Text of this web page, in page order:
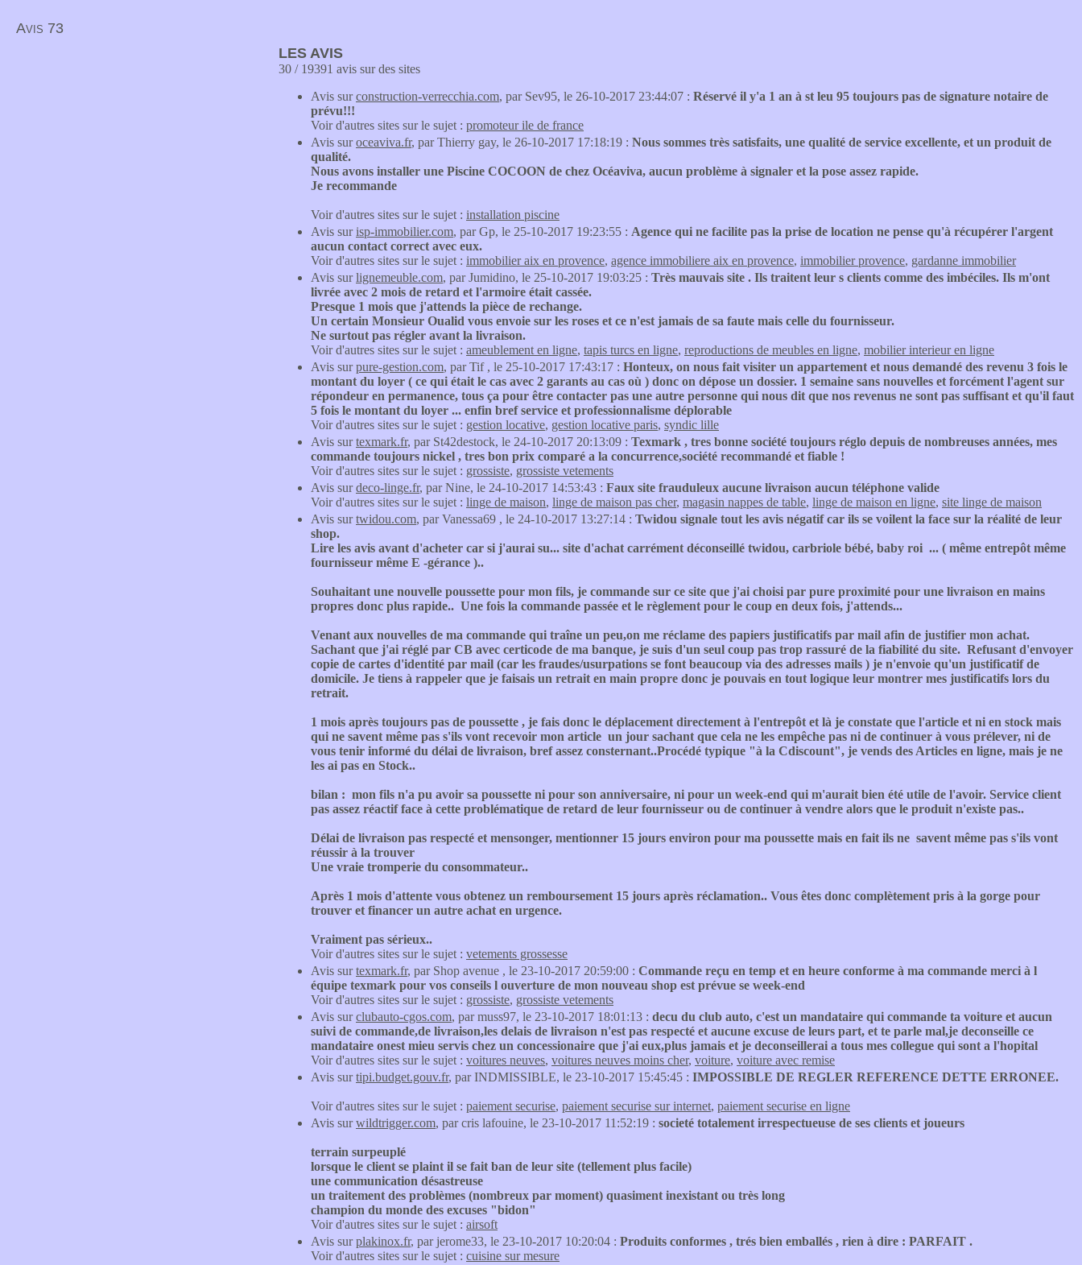
Avis 73
LES AVIS
30 / 19391 avis sur des sites
Avis surconstruction-verrecchia.com, par Sev95, le 26-10-2017 23:44:07 : Réservé il y'a 1 an à st leu 95 toujours pas de signature notaire de
prévu!!!
Voir d'autres sites sur le sujet : promoteur ile de france
Avis suroceaviva.fr, par Thierry gay, le 26-10-2017 17:18:19 : Nous sommes très satisfaits, une qualité de service excellente, et un produit de
qualité.
Nous avons installer une Piscine COCOON de chez Océaviva, aucun problème à signaler et la pose assez rapide.
Je recommande
Voir d'autres sites sur le sujet : installation piscine
Avis surisp-immobilier.com, par Gp, le 25-10-2017 19:23:55 : Agence qui ne facilite pas la prise de location ne pense qu'à récupérer l'argent
aucun contact correct avec eux.
Voir d'autres sites sur le sujet : immobilier aix en provence, agence immobiliere aix en provence, immobilier provence, gardanne immobilier
Avis surlignemeuble.com, par Jumidino, le 25-10-2017 19:03:25 : Très mauvais site . Ils traitent leur s clients comme des imbéciles. Ils m'ont
livrée avec 2 mois de retard et l'armoire était cassée.
Presque 1 mois que j'attends la pièce de rechange.
Un certain Monsieur Oualid vous envoie sur les roses et ce n'est jamais de sa faute mais celle du fournisseur.
Ne surtout pas régler avant la livraison.
Voir d'autres sites sur le sujet : ameublement en ligne, tapis turcs en ligne, reproductions de meubles en ligne, mobilier interieur en ligne
Avis surpure-gestion.com, par Tif , le 25-10-2017 17:43:17 : Honteux, on nous fait visiter un appartement et nous demandé des revenu 3 fois le
montant du loyer ( ce qui était le cas avec 2 garants au cas où ) donc on dépose un dossier. 1 semaine sans nouvelles et forcément l'agent sur
répondeur en permanence, tous ça pour être contacter pas une autre personne qui nous dit que nos revenus ne sont pas suffisant et qu'il faut
5 fois le montant du loyer ... enfin bref service et professionnalisme déplorable
Voir d'autres sites sur le sujet : gestion locative, gestion locative paris, syndic lille
Avis surtexmark.fr, par St42destock, le 24-10-2017 20:13:09 : Texmark , tres bonne société toujours réglo depuis de nombreuses années, mes
commande toujours nickel , tres bon prix comparé a la concurrence,société recommandé et fiable !
Voir d'autres sites sur le sujet : grossiste, grossiste vetements
Avis surdeco-linge.fr, par Nine, le 24-10-2017 14:53:43 : Faux site frauduleux aucune livraison aucun téléphone valide
Voir d'autres sites sur le sujet : linge de maison, linge de maison pas cher, magasin nappes de table, linge de maison en ligne, site linge de maison
Avis surtwidou.com, par Vanessa69 , le 24-10-2017 13:27:14 : Twidou signale tout les avis négatif car ils se voilent la face sur la réalité de leur
shop.
Lire les avis avant d'acheter car si j'aurai su... site d'achat carrément déconseillé twidou, carbriole bébé, baby roi ... ( même entrepôt même
fournisseur même E -gérance )..
Souhaitant une nouvelle poussette pour mon fils, je commande sur ce site que j'ai choisi par pure proximité pour une livraison en mains
propres donc plus rapide.. Une fois la commande passée et le règlement pour le coup en deux fois, j'attends...
Venant aux nouvelles de ma commande qui traîne un peu,on me réclame des papiers justificatifs par mail afin de justifier mon achat.
Sachant que j'ai réglé par CB avec certicode de ma banque, je suis d'un seul coup pas trop rassuré de la fiabilité du site. Refusant d'envoyer
copie de cartes d'identité par mail (car les fraudes/usurpations se font beaucoup via des adresses mails ) je n'envoie qu'un justificatif de
domicile. Je tiens à rappeler que je faisais un retrait en main propre donc je pouvais en tout logique leur montrer mes justificatifs lors du
retrait.
1 mois après toujours pas de poussette , je fais donc le déplacement directement à l'entrepôt et là je constate que l'article et ni en stock mais
qui ne savent même pas s'ils vont recevoir mon article un jour sachant que cela ne les empêche pas ni de continuer à vous prélever, ni de
vous tenir informé du délai de livraison, bref assez consternant..Procédé typique "à la Cdiscount", je vends des Articles en ligne, mais je ne
les ai pas en Stock..
bilan : mon fils n'a pu avoir sa poussette ni pour son anniversaire, ni pour un week-end qui m'aurait bien été utile de l'avoir. Service client
pas assez réactif face à cette problématique de retard de leur fournisseur ou de continuer à vendre alors que le produit n'existe pas..
Délai de livraison pas respecté et mensonger, mentionner 15 jours environ pour ma poussette mais en fait ils ne savent même pas s'ils vont
réussir à la trouver
Une vraie tromperie du consommateur..
Après 1 mois d'attente vous obtenez un remboursement 15 jours après réclamation.. Vous êtes donc complètement pris à la gorge pour
trouver et financer un autre achat en urgence.
Vraiment pas sérieux..
Voir d'autres sites sur le sujet : vetements grossesse
Avis surtexmark.fr, par Shop avenue , le 23-10-2017 20:59:00 : Commande reçu en temp et en heure conforme à ma commande merci à l
équipe texmark pour vos conseils l ouverture de mon nouveau shop est prévue se week-end
Voir d'autres sites sur le sujet : grossiste, grossiste vetements
Avis surclubauto-cgos.com, par muss97, le 23-10-2017 18:01:13 : decu du club auto, c'est un mandataire qui commande ta voiture et aucun
suivi de commande,de livraison,les delais de livraison n'est pas respecté et aucune excuse de leurs part, et te parle mal,je deconseille ce
mandataire onest mieu servis chez un concessionaire que j'ai eux,plus jamais et je deconseillerai a tous mes collegue qui sont a l'hopital
Voir d'autres sites sur le sujet : voitures neuves, voitures neuves moins cher, voiture, voiture avec remise
Avis surtipi.budget.gouv.fr, par INDMISSIBLE, le 23-10-2017 15:45:45 : IMPOSSIBLE DE REGLER REFERENCE DETTE ERRONEE.
Voir d'autres sites sur le sujet : paiement securise, paiement securise sur internet, paiement securise en ligne
Avis surwildtrigger.com, par cris lafouine, le 23-10-2017 11:52:19 : societé totalement irrespectueuse de ses clients et joueurs
terrain surpeuplé
lorsque le client se plaint il se fait ban de leur site (tellement plus facile)
une communication désastreuse
un traitement des problèmes (nombreux par moment) quasiment inexistant ou très long
champion du monde des excuses "bidon"
Voir d'autres sites sur le sujet : airsoft
Avis surplakinox.fr, par jerome33, le 23-10-2017 10:20:04 : Produits conformes , trés bien emballés , rien à dire : PARFAIT .
Voir d'autres sites sur le sujet : cuisine sur mesure